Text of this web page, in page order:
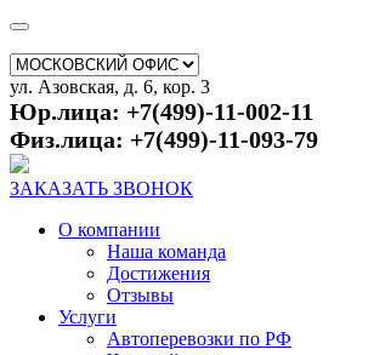
ул. Азовская, д. 6, кор. 3
Юр.лица: +7(499)-11-002-11
Физ.лица: +7(499)-11-093-79
ЗАКАЗАТЬ ЗВОНОК
О компании
Наша команда
Достижения
Отзывы
Услуги
Автоперевозки по РФ